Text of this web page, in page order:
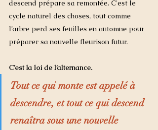
descend prépare sa remontée. C'est le
cycle naturel des choses, tout comme
l’arbre perd ses feuilles en automne pour
préparer sa nouvelle fleurison futur.
C’est la loi de l’alternance.
Tout ce qui monte est appelé à
descendre, et tout ce qui descend
renaîtra sous une nouvelle